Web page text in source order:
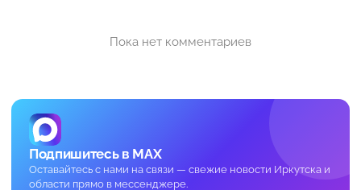
Пока нет комментариев
Подпишитесь в MAX
Оставайтесь с нами на связи — свежие новости Иркутска и
области прямо в мессенджере.